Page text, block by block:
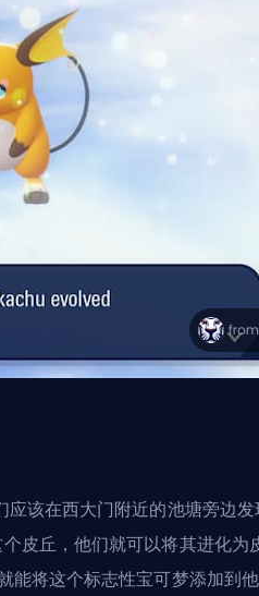
应该在西大门附近的池塘旁边
皮丘，他们就可以将其进化为
能将这个标志性宝可梦添加到